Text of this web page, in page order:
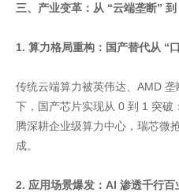
三、产业变革：从 “云端垄断” 到
1. 算力格局重构：国产替代从 “
传统云端算力被英伟达、AMD
下，国产芯片实现从 0 到 1 突破
腾深耕企业级算力中心，瑞芯微
成。
2. 应用场景爆发：AI 渗透千行百